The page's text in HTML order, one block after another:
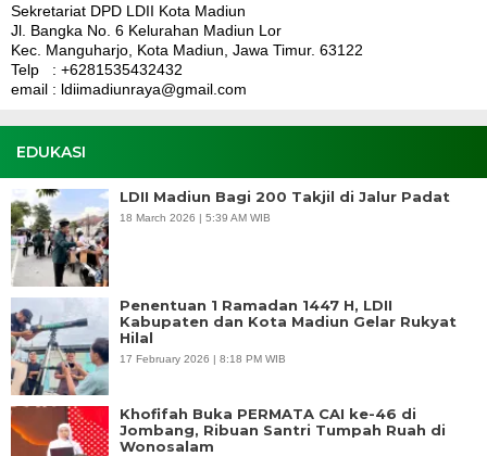
Sekretariat DPD LDII Kota Madiun
Jl. Bangka No. 6 Kelurahan Madiun Lor
Kec. Manguharjo, Kota Madiun, Jawa Timur. 63122
Telp : +6281535432432
email : ldiimadiunraya@gmail.com
EDUKASI
LDII Madiun Bagi 200 Takjil di Jalur Padat
18 March 2026 | 5:39 AM WIB
Penentuan 1 Ramadan 1447 H, LDII
Kabupaten dan Kota Madiun Gelar Rukyat
Hilal
17 February 2026 | 8:18 PM WIB
Khofifah Buka PERMATA CAI ke-46 di
Jombang, Ribuan Santri Tumpah Ruah di
Wonosalam